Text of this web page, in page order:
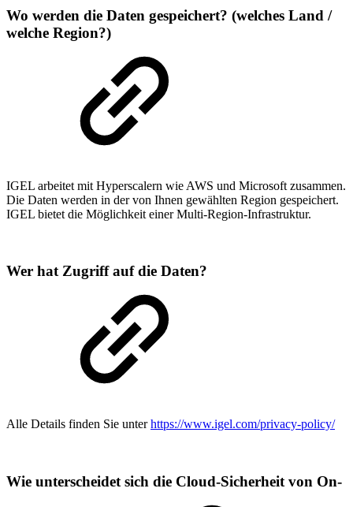
Wo werden die Daten gespeichert? (welches Land /
welche Region?)
IGEL arbeitet mit Hyperscalern wie AWS und Microsoft zusammen.
Die Daten werden in der von Ihnen gewählten Region gespeichert.
IGEL bietet die Möglichkeit einer Multi-Region-Infrastruktur.
Wer hat Zugriff auf die Daten?
Alle Details finden Sie unterhttps://www.igel.com/privacy-policy/
Wie unterscheidet sich die Cloud-Sicherheit von On-